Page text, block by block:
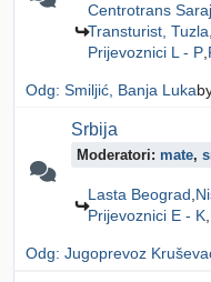
Centrotrans
Transturist, Tuzla
Prijevoznici L - P
Odg: Smiljić, Banja Luka
Srbija
Moderatori: mate,
Lasta Beograd
Prijevoznici E - K
Odg: Jugoprevoz